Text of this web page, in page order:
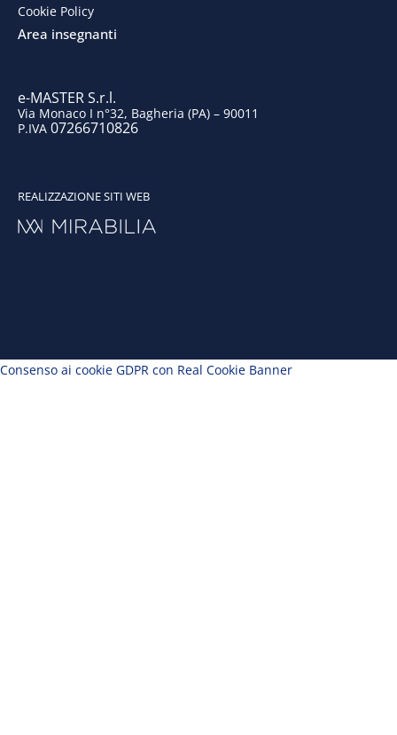
k
Cookie Policy
Area insegnanti
e-MASTER S.r.l.
Via Monaco I n°32, Bagheria (PA) – 90011
P.IVA 07266710826
REALIZZAZIONE SITI WEB
Consenso ai cookie GDPR con Real Cookie Banner